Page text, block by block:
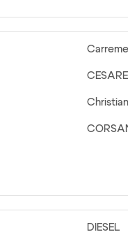
DIESEL